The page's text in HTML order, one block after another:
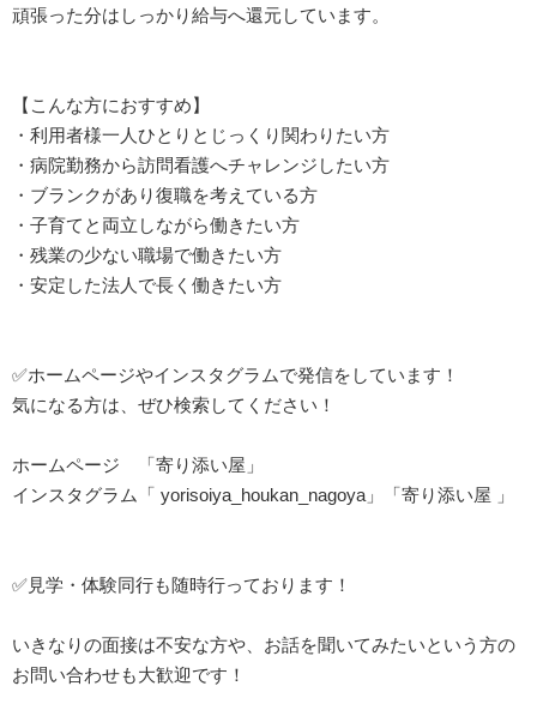
頑張った分はしっかり給与へ還元しています。
【こんな方におすすめ】
・利用者様一人ひとりとじっくり関わりたい方
・病院勤務から訪問看護へチャレンジしたい方
・ブランクがあり復職を考えている方
・子育てと両立しながら働きたい方
・残業の少ない職場で働きたい方
・安定した法人で長く働きたい方
✅ホームページやインスタグラムで発信をしています！
気になる方は、ぜひ検索してください！
ホームページ 「寄り添い屋」
インスタグラム「 yorisoiya_houkan_nagoya」「寄り添い屋 」
✅見学・体験同行も随時行っております！
いきなりの面接は不安な方や、お話を聞いてみたいという方の
お問い合わせも大歓迎です！